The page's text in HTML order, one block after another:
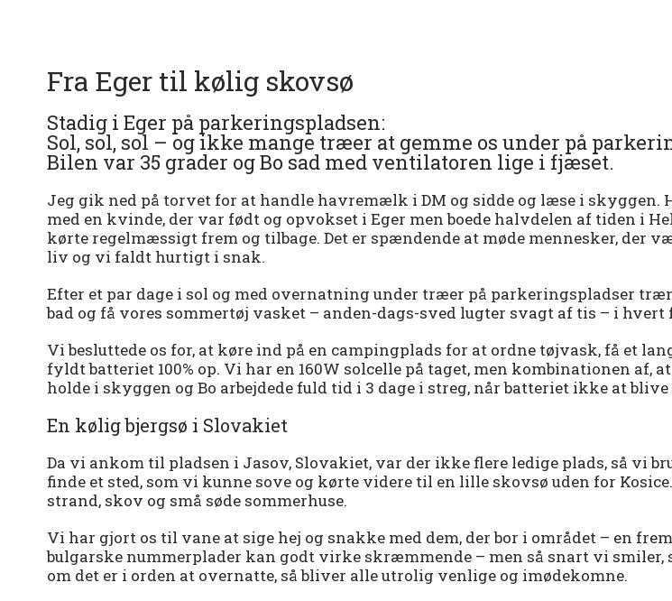
Fra Eger til kølig skovsø
Stadig i Eger på parkeringspladsen:
Sol, sol, sol – og ikke mange træer at gemme os under på
Bilen var 35 grader og Bo sad med ventilatoren lige i fjæset.
Jeg gik ned på torvet for at handle havremælk i DM og sidde og læse i skyggen.
med en kvinde, der var født og opvokset i Eger men boede halvdelen af tiden i
kørte regelmæssigt frem og tilbage. Det er spændende at møde mennesker, der
liv og vi faldt hurtigt i snak.
Efter et par dage i sol og med overnatning under træer på parkeringspladser
bad og få vores sommertøj vasket – anden-dags-sved lugter svagt af tis – i hvert
Vi besluttede os for, at køre ind på en campingplads for at ordne tøjvask, få et
fyldt batteriet 100% op. Vi har en 160W solcelle på taget, men kombinationen af,
holde i skyggen og Bo arbejdede fuld tid i 3 dage i streg, når batteriet ikke at
En kølig bjergsø i Slovakiet
Da vi ankom til pladsen i Jasov, Slovakiet, var der ikke flere ledige plads, så vi
finde et sted, som vi kunne sove og kørte videre til en lille skovsø uden for
strand, skov og små søde sommerhuse.
Vi har gjort os til vane at sige hej og snakke med dem, der bor i området – en
bulgarske nummerplader kan godt virke skræmmende – men så snart vi smiler,
om det er i orden at overnatte, så bliver alle utrolig venlige og imødekomne.